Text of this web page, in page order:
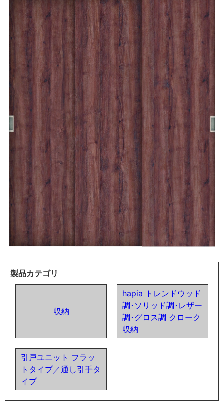
製品カテゴリ
収納
hapia トレンドウッド
調･ソリッド調･レザー
調･グロス調 クローク
収納
引戸ユニット フラッ
トタイプ／通し引手タ
イプ